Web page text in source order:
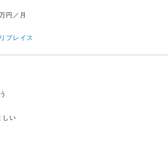
円／月
プレイス
しい